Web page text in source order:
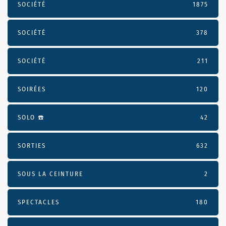
SOCIÉTÉ 1875
SOCIÉTÉ 378
SOCIÉTÉ 211
SOIRÉES 120
SOLO ☎️ 42
SORTIES 632
SOUS LA CEINTURE 2
SPECTACLES 180